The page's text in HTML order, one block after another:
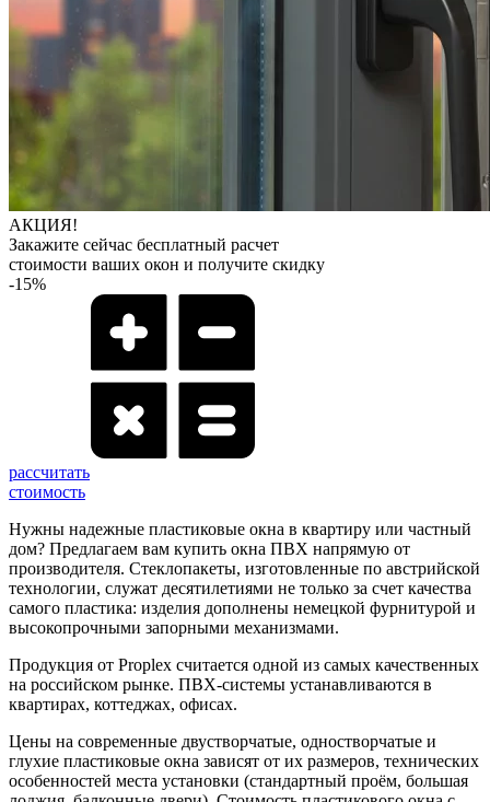
АКЦИЯ!
Закажите сейчас бесплатный расчет
стоимости ваших окон и получите скидку
-15%
рассчитать
стоимость
Нужны надежные пластиковые окна в квартиру или частный
дом? Предлагаем вам купить окна ПВХ напрямую от
производителя. Стеклопакеты, изготовленные по австрийской
технологии, служат десятилетиями не только за счет качества
самого пластика: изделия дополнены немецкой фурнитурой и
высокопрочными запорными механизмами.
Продукция от Proplex считается одной из самых качественных
на российском рынке. ПВХ-системы устанавливаются в
квартирах, коттеджах, офисах.
Цены на современные двустворчатые, одностворчатые и
глухие пластиковые окна зависят от их размеров, технических
особенностей места установки (стандартный проём, большая